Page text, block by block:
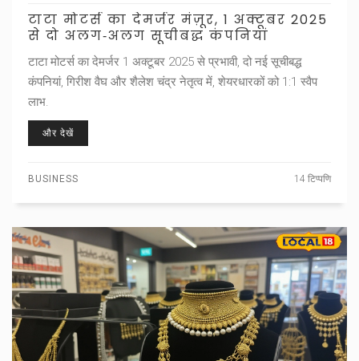
टाटा मोटर्स का देमर्जर मंज़ूर, 1 अक्टूबर 2025
से दो अलग‑अलग सूचीबद्ध कंपनियां
टाटा मोटर्स का देमर्जर 1 अक्टूबर 2025 से प्रभावी, दो नई सूचीबद्ध
कंपनियां, गिरीश वैघ और शैलेश चंद्र नेतृत्व में, शेयरधारकों को 1:1 स्वैप
लाभ.
और देखें
BUSINESS 14 टिप्पणि